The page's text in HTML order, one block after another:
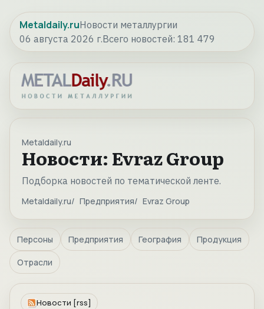
Metaldaily.ruНовости металлургии
06 августа 2026 г.Всего новостей: 181 479
Metaldaily.ru
Новости: Evraz Group
Подборка новостей по тематической ленте.
Metaldaily.ru Предприятия Evraz Group
Персоны Предприятия География Продукция
Отрасли
Новости [rss]